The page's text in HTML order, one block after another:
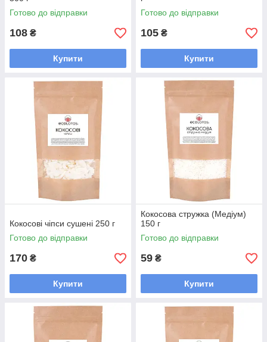
Готово до відправки
108 ₴
Купити
Готово до відправки
105 ₴
Купити
Кокосові чіпси сушені 250 г
Готово до відправки
170 ₴
Купити
Кокосова стружка (Медіум)
150 г
Готово до відправки
59 ₴
Купити